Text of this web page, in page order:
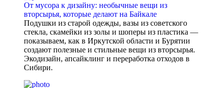
От мусора к дизайну: необычные вещи из
вторсырья, которые делают на Байкале
Подушки из старой одежды, вазы из советского
стекла, скамейки из золы и шоперы из пластика —
показываем, как в Иркутской области и Бурятии
создают полезные и стильные вещи из вторсырья.
Экодизайн, апсайклинг и переработка отходов в
Сибири.